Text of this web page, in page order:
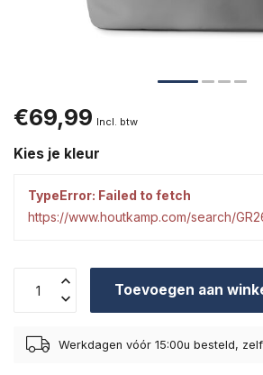
€69,99 Incl. btw
Kies je kleur
TypeError: Failed to fetch
https://www.houtkamp.com/search/
Toevoegen aan
Werkdagen vóór 15:00u besteld,